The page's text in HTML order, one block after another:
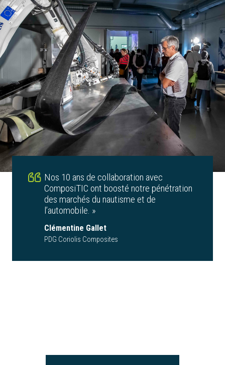
Nos 10 ans de collaboration avec
ComposiTIC ont boosté notre pénétration
des marchés du nautisme et de
l’automobile. »
Clémentine Gallet
PDG Coriolis Composites